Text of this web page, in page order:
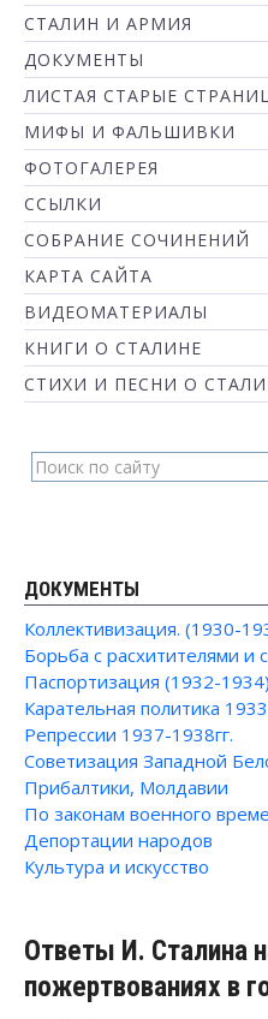
СТАЛИН И АРМИЯ
ДОКУМЕНТЫ
ЛИСТАЯ СТАРЫЕ
МИФЫ И ФАЛЬШИВКИ
ФОТОГАЛЕРЕЯ
ССЫЛКИ
СОБРАНИЕ СОЧИНЕНИЙ
КАРТА САЙТА
ВИДЕОМАТЕРИАЛЫ
КНИГИ О СТАЛИНЕ
СТИХИ И ПЕСНИ О
ДОКУМЕНТЫ
Коллективизация. (1930-
Борьба с расхитителями и
Паспортизация (1932-1934)
Карательная политика
Репрессии 1937-1938гг.
Советизация Западной
Прибалтики, Молдавии
По законам военного
Депортации народов
Культура и искусство
Ответы И. Сталина
пожертвованиях в